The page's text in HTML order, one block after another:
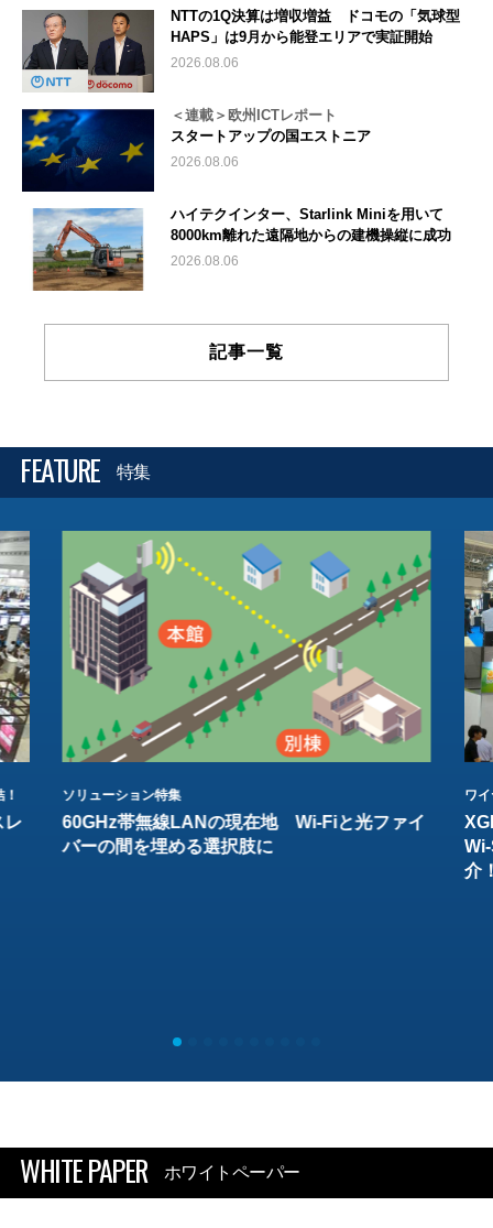
NTTの1Q決算は増収増益 ドコモの「気球型
HAPS」は9月から能登エリアで実証開始
2026.08.06
＜連載＞欧州ICTレポート
スタートアップの国エストニア
2026.08.06
ハイテクインター、Starlink Miniを用いて
8000km離れた遠隔地からの建機操縦に成功
2026.08.06
記事一覧
FEATURE 特集
レ
ソリューション特集
60GHz帯無線LANの現在地 Wi-Fiと光ファイ
バーの間を埋める選択肢に
ワ
介
WHITE PAPER ホワイトペーパー